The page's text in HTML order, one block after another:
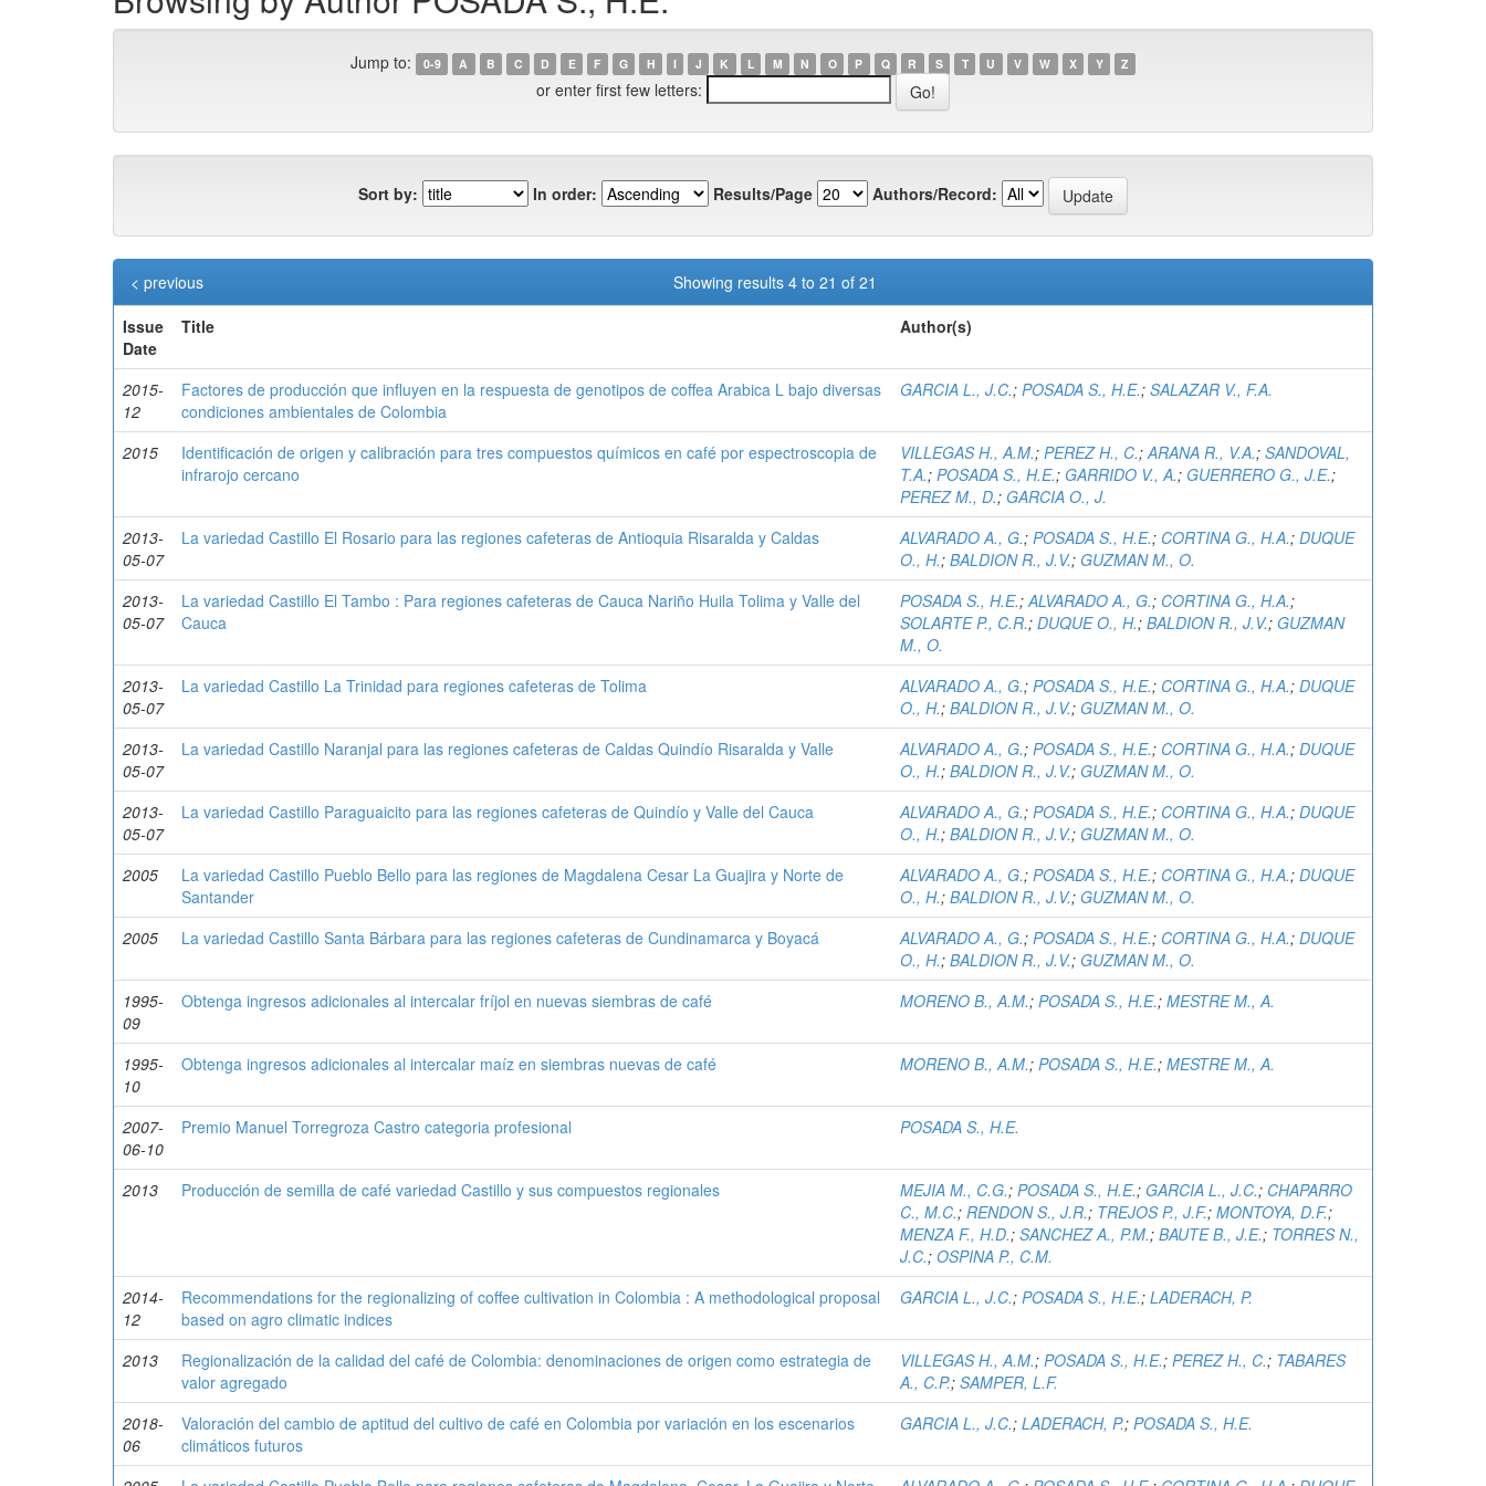
Jump to: 0-9 A B C D E F G H I J K L M N O P Q R S T U V W X Y Z
or enter first few letters:
Sort by: In order: Results/Page Authors/Record:
Showing results 4 to 21 of 21
< previous
Issue
Date
Title Author(s)
2015-
12
Factores de producción que influyen en la respuesta de genotipos de coffea Arabica L bajo diversas
condiciones ambientales de Colombia
GARCIA L., J.C.; POSADA S., H.E.; SALAZAR V., F.A.
2015
Identificación de origen y calibración para tres compuestos químicos en café por espectroscopia de
infrarojo cercano
VILLEGAS H., A.M.; PEREZ H., C.;ARANA R., V.A.; SANDOVAL,
T.A.; POSADA S., H.E.; GARRIDO V., A.; GUERRERO G., J.E.;
PEREZ M., D.; GARCIA O., J.
2013-
05-07
La variedad Castillo El Rosario para las regiones cafeteras de Antioquia Risaralda y Caldas ALVARADO A., G.; POSADA S., H.E.; CORTINA G., H.A.; DUQUE
O., H.; BALDION R., J.V.; GUZMAN M., O.
2013-
05-07
La variedad Castillo El Tambo : Para regiones cafeteras de Cauca Nariño Huila Tolima y Valle del
Cauca
POSADA S., H.E.;ALVARADO A., G.; CORTINA G., H.A.;
SOLARTE P., C.R.; DUQUE O., H.; BALDION R., J.V.; GUZMAN
M., O.
2013-
05-07
La variedad Castillo La Trinidad para regiones cafeteras de Tolima ALVARADO A., G.; POSADA S., H.E.; CORTINA G., H.A.; DUQUE
O., H.; BALDION R., J.V.; GUZMAN M., O.
2013-
05-07
La variedad Castillo Naranjal para las regiones cafeteras de Caldas Quindío Risaralda y Valle ALVARADO A., G.; POSADA S., H.E.; CORTINA G., H.A.; DUQUE
O., H.; BALDION R., J.V.; GUZMAN M., O.
2013-
05-07
La variedad Castillo Paraguaicito para las regiones cafeteras de Quindío y Valle del Cauca ALVARADO A., G.; POSADA S., H.E.; CORTINA G., H.A.; DUQUE
O., H.; BALDION R., J.V.; GUZMAN M., O.
2005
La variedad Castillo Pueblo Bello para las regiones de Magdalena Cesar La Guajira y Norte de
Santander
ALVARADO A., G.; POSADA S., H.E.; CORTINA G., H.A.; DUQUE
O., H.; BALDION R., J.V.; GUZMAN M., O.
2005
La variedad Castillo Santa Bárbara para las regiones cafeteras de Cundinamarca y Boyacá ALVARADO A., G.; POSADA S., H.E.; CORTINA G., H.A.; DUQUE
O., H.; BALDION R., J.V.; GUZMAN M., O.
1995-
09
Obtenga ingresos adicionales al intercalar fríjol en nuevas siembras de café MORENO B., A.M.; POSADA S., H.E.; MESTRE M., A.
1995-
10
Obtenga ingresos adicionales al intercalar maíz en siembras nuevas de café MORENO B., A.M.; POSADA S., H.E.; MESTRE M., A.
2007-
06-10
Premio Manuel Torregroza Castro categoria profesional POSADA S., H.E.
2013 Producción de semilla de café variedad Castillo y sus compuestos regionales MEJIA M., C.G.; POSADA S., H.E.; GARCIA L., J.C.; CHAPARRO
C., M.C.; RENDON S., J.R.; TREJOS P., J.F.; MONTOYA, D.F.;
MENZA F., H.D.; SANCHEZ A., P.M.; BAUTE B., J.E.; TORRES N.,
J.C.; OSPINA P., C.M.
2014-
12
Recommendations for the regionalizing of coffee cultivation in Colombia : A methodological proposal
based on agro climatic indices
GARCIA L., J.C.; POSADA S., H.E.; LADERACH, P.
2013
Regionalización de la calidad del café de Colombia: denominaciones de origen como estrategia de
valor agregado
VILLEGAS H., A.M.; POSADA S., H.E.; PEREZ H., C.; TABARES
A., C.P.; SAMPER, L.F.
2018-
06
Valoración del cambio de aptitud del cultivo de café en Colombia por variación en los escenarios
climáticos futuros
GARCIA L., J.C.; LADERACH, P.; POSADA S., H.E.